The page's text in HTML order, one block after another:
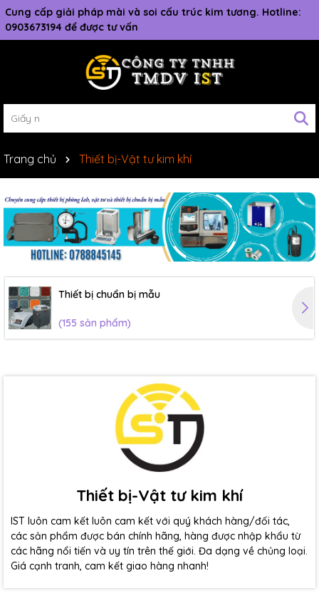
Cung cấp giải pháp mài và soi cấu trúc kim tương. Hotline:
0903673194 để được tư vấn
Trang chủ Thiết bị-Vật tư kim khí
Thiết bị chuẩn bị mẫu
(155 sản phẩm)
Thiết bị-Vật tư kim khí
IST luôn cam kết luôn cam kết với quý khách hàng/đối tác,
các sản phẩm được bán chính hãng, hàng được nhập khẩu từ
các hãng nổi tiến và uy tín trên thế giới. Đa dạng về chủng loại.
Giá cạnh tranh, cam kết giao hàng nhanh!